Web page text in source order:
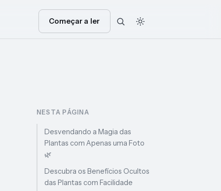
Começar a ler
NESTA PÁGINA
Desvendando a Magia das
Plantas com Apenas uma Foto
🌿
Descubra os Benefícios Ocultos
das Plantas com Facilidade